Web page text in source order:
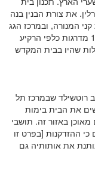
את צורת הבנין בנה
כנגד שבעת קני המנורה, ובמרכז הגג
מיקם כיפת ענק יפהפיה הבנויה במתכונת של 15 מדרגות כלפי הרקיע
הכיפה] המסמלות את 15 המעלות שהיו בבית המקדש
רוטשילד שבמרכז תל
את הבית בימות
באזור זה. תושבי
ההזדקנות [בפרט זו
את אותותיה גם